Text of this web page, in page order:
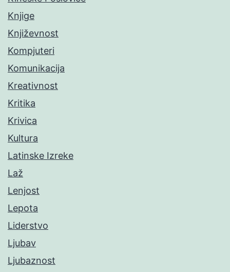
Knjige
Književnost
Kompjuteri
Komunikacija
Kreativnost
Kritika
Krivica
Kultura
Latinske Izreke
Laž
Lenjost
Lepota
Liderstvo
Ljubav
Ljubaznost